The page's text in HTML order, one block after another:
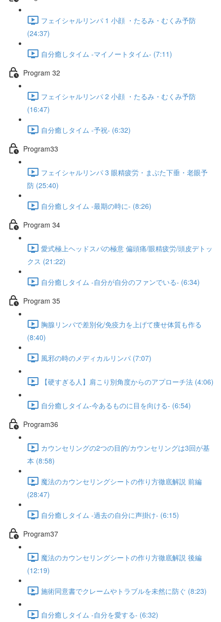
フェイシャルリンパ 1 小顔 ・たるみ・むくみ予防
(24:37)
自分癒しタイム -マイノートタイム- (7:11)
Program 32
フェイシャルリンパ 2 小顔 ・たるみ・むくみ予防
(16:47)
自分癒しタイム -予祝- (6:32)
Program33
フェイシャルリンパ 3 眼精疲労・まぶた下垂・老眼予
防 (25:40)
自分癒しタイム -最期の時に- (8:26)
Program 34
愛式極上ヘッドスパの極意 偏頭痛/眼精疲労/頭皮デトッ
クス (21:22)
自分癒しタイム -自分が自分のファンでいる- (6:34)
Program 35
胸腺リンパで差別化/免疫力を上げて痩せ体質も作る
(8:40)
風邪の時のメディカルリンパ (7:07)
【硬すぎる人】肩こり別角度からのアプローチ法 (4:06)
自分癒しタイム-今あるものに目を向ける- (6:54)
Program36
カウンセリングの2つの目的/カウンセリングは3回が基
本 (8:58)
魔法のカウンセリングシートの作り方徹底解説 前編
(28:47)
自分癒しタイム -過去の自分に声掛け- (6:15)
Program37
魔法のカウンセリングシートの作り方徹底解説 後編
(12:19)
施術同意書でクレームやトラブルを未然に防ぐ (8:23)
自分癒しタイム -自分を愛する- (6:32)